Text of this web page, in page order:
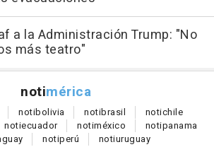
a la Administración Trump: "No
más teatro"
notimérica
notibolivia notibrasil notichile
notiecuador notiméxico notipanama
notiperú notiuruguay